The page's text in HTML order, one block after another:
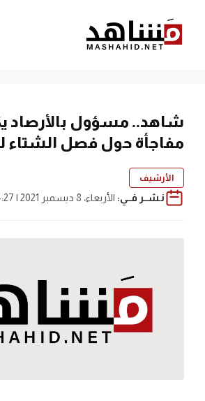
المحتوى
شاهد.. مسؤول
مفاجأة حول فصل الشتاء
الأرشيف
نـشــر فــي: الأربعاء، 8 ديسمبر 2021 | 4:27 م